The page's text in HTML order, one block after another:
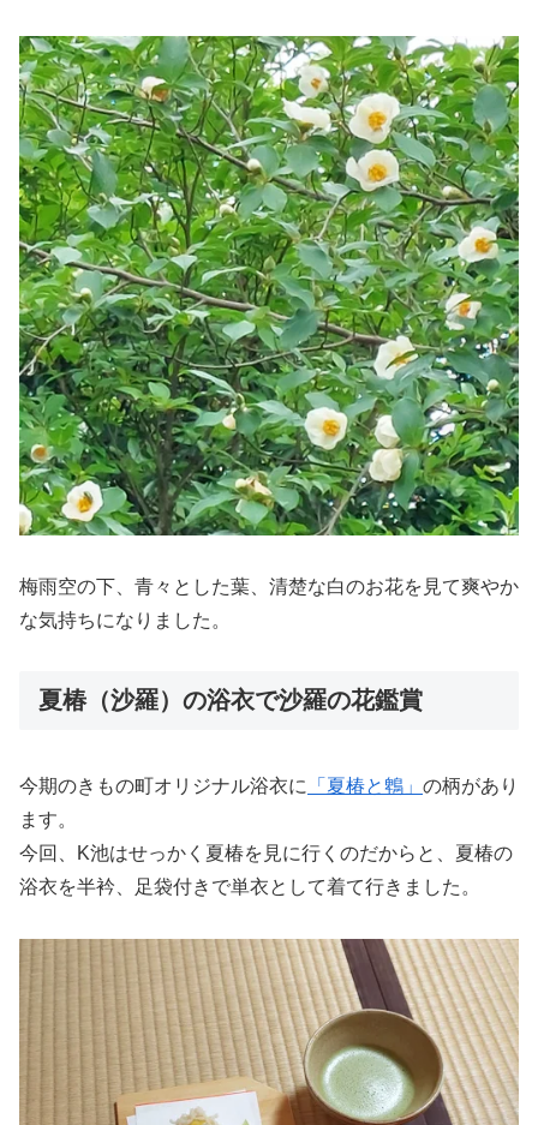
梅雨空の下、青々とした葉、清楚な白のお花を見て爽やか
な気持ちになりました。
夏椿（沙羅）の浴衣で沙羅の花鑑賞
今期のきもの町オリジナル浴衣に 「夏椿と鵯」 の柄があり
ます。
今回、K池はせっかく夏椿を見に行くのだからと、夏椿の
浴衣を半衿、足袋付きで単衣として着て行きました。